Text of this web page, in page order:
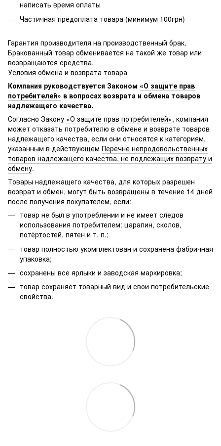
написать время оплаты
Частичная предоплата товара (минимум 100грн)
Гарантия производителя на производственный брак.
Бракованный товар обменивается на такой же товар или
возвращаются средства.
Условия обмена и возврата товара
Компания руководствуется Законом «О защите прав
потребителей» в вопросах возврата и обмена товаров
надлежащего качества.
Согласно Закону «О защите прав потребителей», компания
может отказать потребителю в обмене и возврате товаров
надлежащего качества, если они относятся к категориям,
указанным в действующем Перечне непродовольственных
товаров надлежащего качества, не подлежащих возврату и
обмену.
Товары надлежащего качества, для которых разрешен
возврат и обмен, могут быть возвращены в течение 14 дней
после получения покупателем, если:
товар не был в употреблении и не имеет следов
использования потребителем: царапин, сколов,
потёртостей, пятен и т. п.;
товар полностью укомплектован и сохранена фабричная
упаковка;
сохранены все ярлыки и заводская маркировка;
товар сохраняет товарный вид и свои потребительские
свойства.